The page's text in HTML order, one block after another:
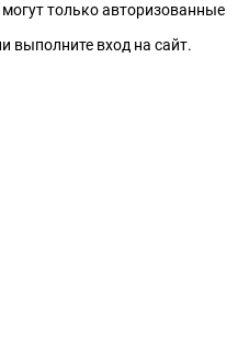
только авторизованные
выполните вход на сайт.